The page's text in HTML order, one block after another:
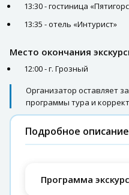
13:30 - гостиница
13:35 - отель «Интурист»
Место окончания
12:00 - г. Грозный
Организатор оставляет
программы тура и
Подробное описание
Программа